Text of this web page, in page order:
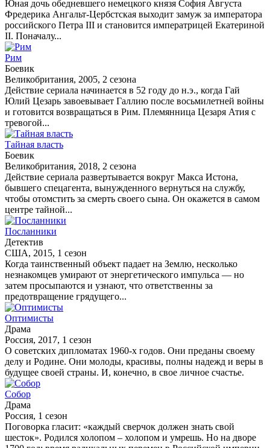
Юная дочь обедневшего немецкого князя София Августа
Фредерика Ангальт-Цербстская выходит замуж за императора
российского Петра III и становится императрицей Екатериной
II. Поначалу...
Рим
Боевик
Великобритания, 2005, 2 сезона
Действие сериала начинается в 52 году до н.э., когда Гай
Юлий Цезарь завоевывает Галлию после восьмилетней войны
и готовится возвращаться в Рим. Племянница Цезаря Атия с
тревогой...
Тайная власть
Боевик
Великобритания, 2018, 2 сезона
Действие сериала развертывается вокруг Макса Истона,
бывшего спецагента, вынужденного вернуться на службу,
чтобы отомстить за смерть своего сына. Он окажется в самом
центре тайной...
Посланники
Детектив
США, 2015, 1 сезон
Когда таинственный объект падает на Землю, несколько
незнакомцев умирают от энергетического импульса — но
затем просыпаются и узнают, что ответственны за
предотвращение грядущего...
Оптимисты
Драма
Россия, 2017, 1 сезон
О советских дипломатах 1960-х годов. Они преданы своему
делу и Родине. Они молоды, красивы, полны надежд и веры в
будущее своей страны. И, конечно, в свое личное счастье.
Собор
Драма
Россия, 1 сезон
Поговорка гласит: «каждый сверчок должен знать свой
шесток». Родился холопом – холопом и умрешь. Но на дворе